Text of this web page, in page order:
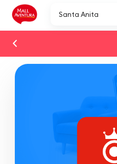
Santa Anita